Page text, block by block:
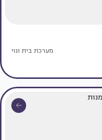
מערכת בית ונוי